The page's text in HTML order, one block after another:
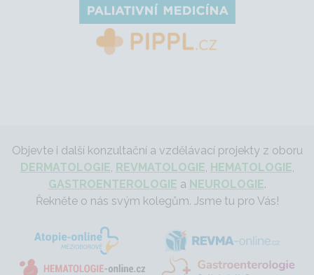
Objevte i další konzultační a vzdělávací projekty z oboru
DERMATOLOGIE REVMATOLOGIE HEMATOLOGIE
GASTROENTEROLOGIE a NEUROLOGIE.
Řekněte o nás svým kolegům. Jsme tu pro Vás!